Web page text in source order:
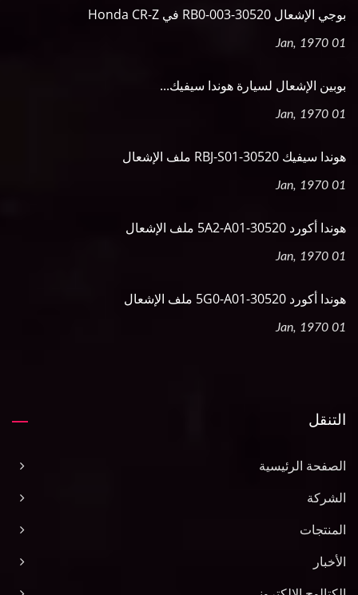
بوجي الإشعال 30520-RB0-003 في Honda CR-Z
01 Jan, 1970
بوبين الإشعال لسيارة هوندا سيفيك...
01 Jan, 1970
هوندا سيفيك 30520-RBJ-S01 ملف الإشعال
01 Jan, 1970
هوندا أكورد 30520-5A2-A01 ملف الإشعال
01 Jan, 1970
هوندا أكورد 30520-5G0-A01 ملف الإشعال
01 Jan, 1970
التنقل
الصفحة الرئيسية
الشركة
المنتجات
الأخبار